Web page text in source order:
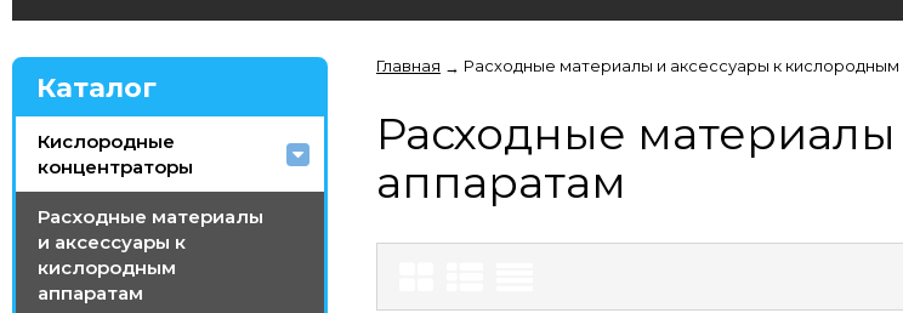
Главная → Расходные материалы и аксессуары к кислородным
Расходные
аппаратам
Каталог
Кислородные
концентраторы
Расходные материалы
и аксессуары к
кислородным
аппаратам